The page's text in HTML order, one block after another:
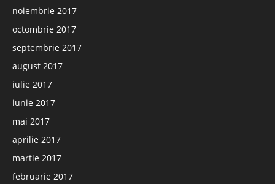
noiembrie 2017
octombrie 2017
septembrie 2017
august 2017
iulie 2017
iunie 2017
mai 2017
aprilie 2017
martie 2017
februarie 2017